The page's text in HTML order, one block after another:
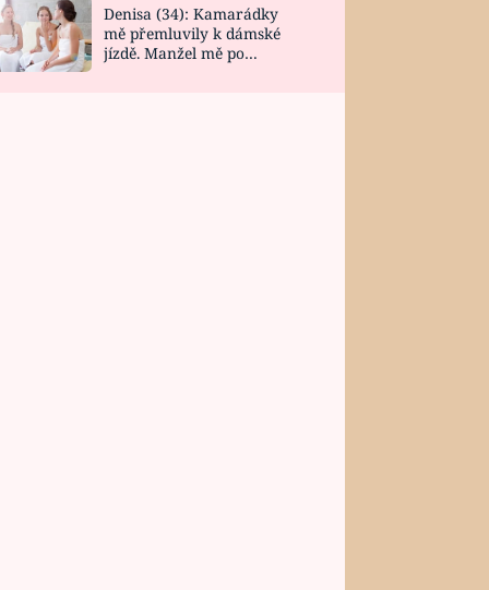
Denisa (34): Kamarádky
mě přemluvily k dámské
jízdě. Manžel mě po